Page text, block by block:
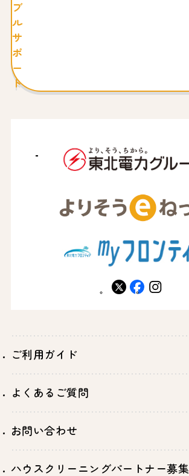
ブ
ル
サ
ポ
ー
ト
X facebookinstagram
ご利用ガイド
よくあるご質問
お問い合わせ
ハウスクリーニングパートナー募集